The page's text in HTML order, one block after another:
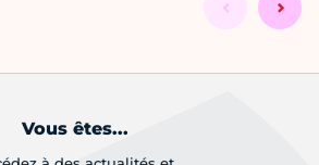
Vous êtes...